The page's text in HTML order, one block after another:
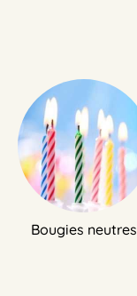
Bougies neutres